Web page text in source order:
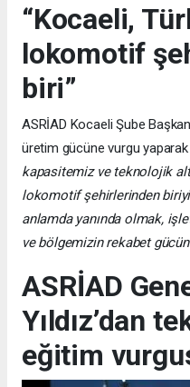
“Kocaeli,
lokomotif
biri”
ASRİAD Kocaeli Şube
üretim gücüne vurgu yaparak
kapasitemiz ve teknolojik
lokomotif şehirlerinden
anlamda yanında olmak,
ve bölgemizin rekabet
ASRİAD
Yıldız’dan
eğitim